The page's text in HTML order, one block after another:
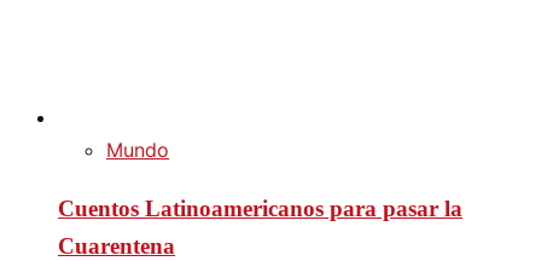
Mundo
Cuentos Latinoamericanos para pasar la
Cuarentena